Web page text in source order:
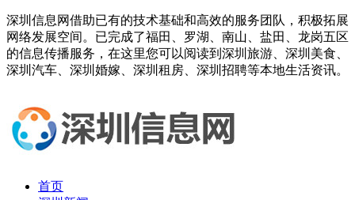
深圳信息网借助已有的技术基础和高效的服务团队，积极拓展
网络发展空间。已完成了福田、罗湖、南山、盐田、龙岗五区
的信息传播服务，在这里您可以阅读到深圳旅游、深圳美食、
深圳汽车、深圳婚嫁、深圳租房、深圳招聘等本地生活资讯。
首页